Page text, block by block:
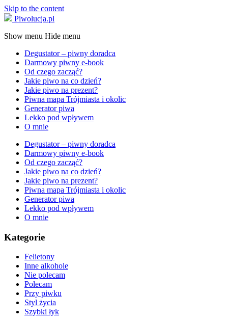
Skip to the content
Piwolucja.pl
Show menu Hide menu
Degustator – piwny doradca
Darmowy piwny e-book
Od czego zacząć?
Jakie piwo na co dzień?
Jakie piwo na prezent?
Piwna mapa Trójmiasta i okolic
Generator piwa
Lekko pod wpływem
O mnie
Degustator – piwny doradca
Darmowy piwny e-book
Od czego zacząć?
Jakie piwo na co dzień?
Jakie piwo na prezent?
Piwna mapa Trójmiasta i okolic
Generator piwa
Lekko pod wpływem
O mnie
Kategorie
Felietony
Inne alkohole
Nie polecam
Polecam
Przy piwku
Styl życia
Szybki łyk